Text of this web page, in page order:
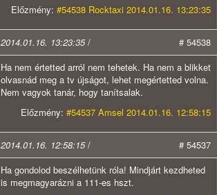
Előzmény: #54538 Rocktaxi 2014.01.16. 13:23:35
2014.01.16. 13:23:35/
# 54538
Ha nem értetted arról nem tehetek. Ha nem a blikket
olvasnád meg a tv újságot, lehet megértetted volna.
Nem vagyok tanár, hogy tanítsalak.
Előzmény: #54537 Amsel 2014.01.16. 12:58:15
2014.01.16. 12:58:15/
# 54537
Ha gondolod beszélhetünk róla! Mindjárt kezdheted
is megmagyarázni a 111-es hszt.